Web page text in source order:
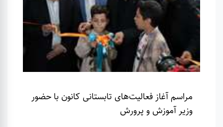
مراسم آغاز فعالیت‌های تابستانی کانون با حضور
وزیر آموزش و پرورش